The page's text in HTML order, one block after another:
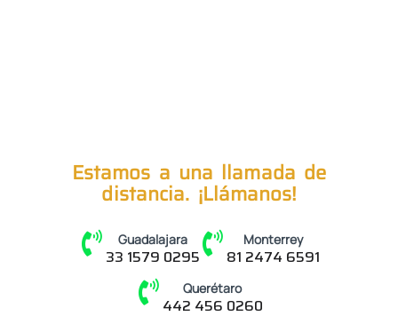
Estamos a una llamada de
distancia. ¡Llámanos!
Guadalajara
33 1579 0295
Monterrey
81 2474 6591
Querétaro
442 456 0260